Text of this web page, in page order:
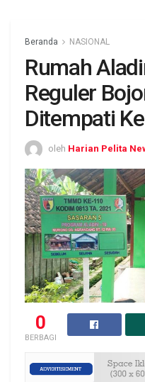
Beranda NASIONAL
Rumah
Reguler
Ditempati
oleh Harian Pelita
0
BERBAGI